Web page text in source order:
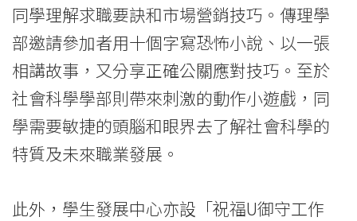
同學理解求職要訣和市場營銷技巧。傳理學
部邀請參加者用十個字寫恐怖小說、以一張
相講故事，又分享正確公關應對技巧。至於
社會科學學部則帶來刺激的動作小遊戲，同
學需要敏捷的頭腦和眼界去了解社會科學的
特質及未來職業發展。
此外，學生發展中心亦設「祝福U御守工作